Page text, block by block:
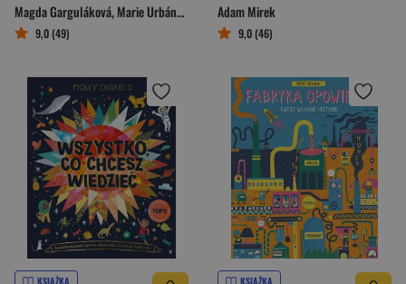
Magda Garguláková,Marie Urbánková
9,0 (49)
Adam Mirek
9,0 (46)
KSIĄŻKA KSIĄŻKA